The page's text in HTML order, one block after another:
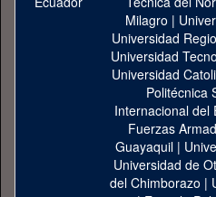
Milagro |
Universidad
Universidad
Universidad
Politécnica
Internacional del
Fuerzas
Guayaquil|
Universidad de
del Chimborazo |